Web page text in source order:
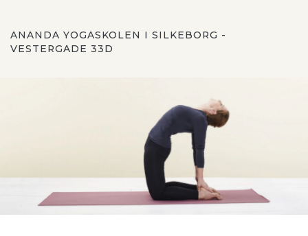
ANANDA YOGASKOLEN I SILKEBORG -
VESTERGADE 33D